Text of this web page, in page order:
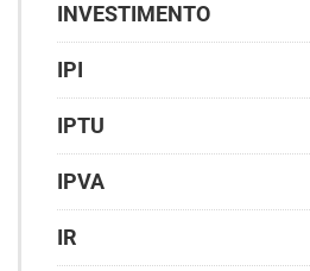
INVESTIMENTO
IPI
IPTU
IPVA
IR